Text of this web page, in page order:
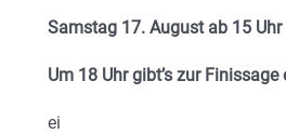
Samstag 17. August ab 15 Uhr
Um 18 Uhr gibt’s zur
ei